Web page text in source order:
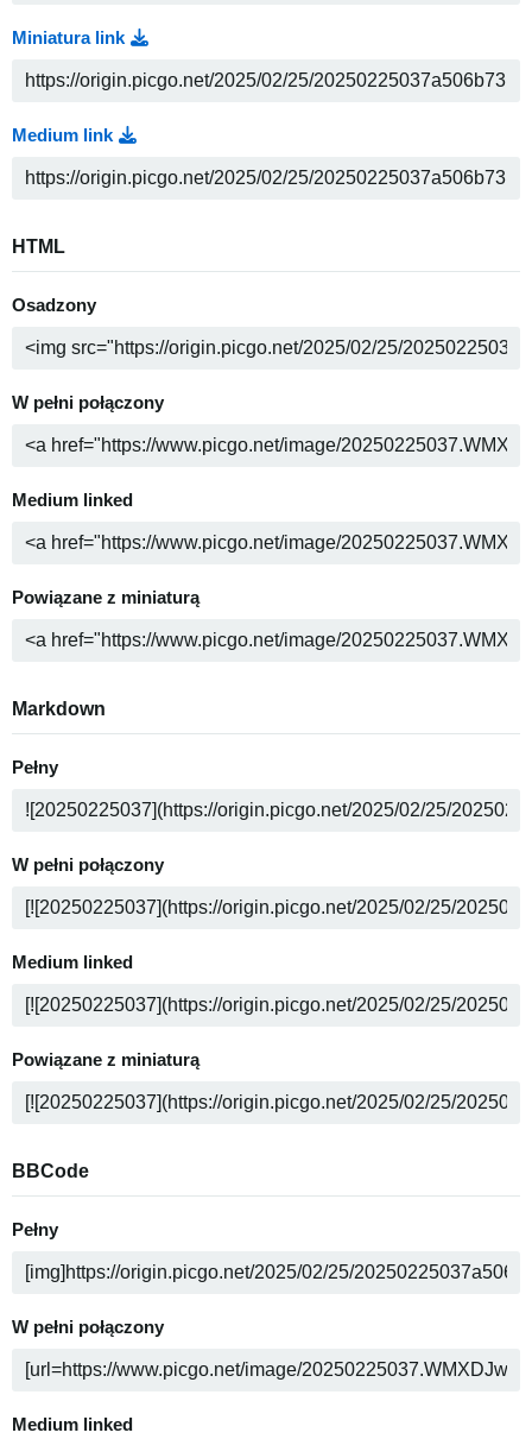
Miniatura link
Medium link
HTML
Osadzony
W pełni połączony
Medium linked
Powiązane z miniaturą
Markdown
Pełny
W pełni połączony
Medium linked
Powiązane z miniaturą
BBCode
Pełny
W pełni połączony
Medium linked